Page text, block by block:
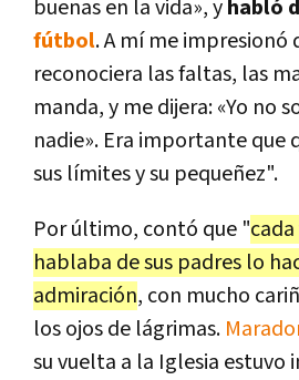
buenas en la vida», yhabló
fútbol. A mí me impresionó
reconociera las faltas, las
manda, y me dijera: «Yo no
nadie». Era importante que
sus límites y su pequeñez".
Por último, contó que "
hablaba de sus padres lo
admiración, con mucho
los ojos de lágrimas.
su vuelta a la Iglesia estuvo